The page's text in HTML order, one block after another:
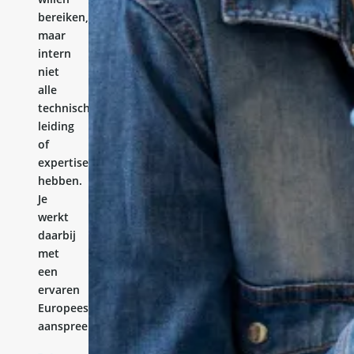
bereiken,
maar
intern
niet
alle
technische
leiding
of
expertise
hebben.
Je
werkt
daarbij
met
een
ervaren
Europees
aanspreekpunt.